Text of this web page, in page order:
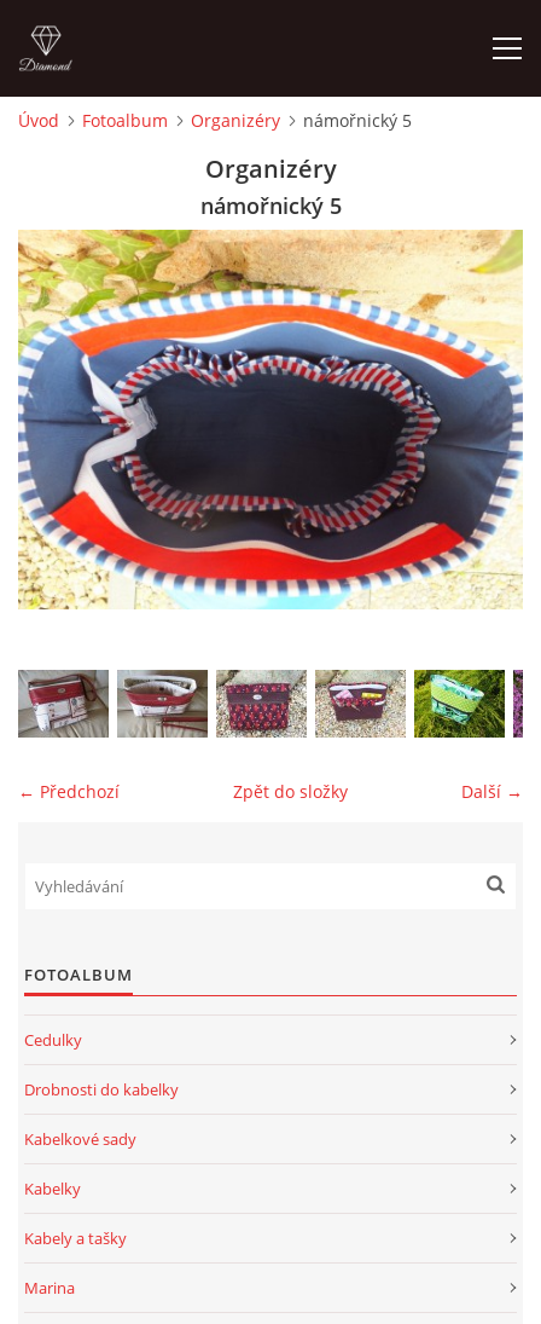
CEDULKY
MOJE POSLEDNÍ PRÁCE
jk-laguna@seznam.cz
Úvod Fotoalbum Organizéry námořnický 5
Organizéry
námořnický 5
← Předchozí Další →
Zpět do složky
FOTOALBUM
Cedulky
Drobnosti do kabelky
Kabelkové sady
Kabelky
Kabely a tašky
Marina